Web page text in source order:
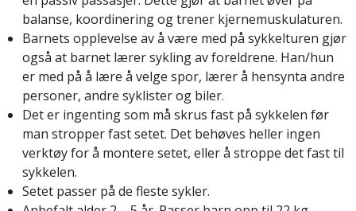
balanse, koordinering og trener kjernemuskulaturen.
Barnets opplevelse av å være med på sykkelturen gjør
også at barnet lærer sykling av foreldrene. Han/hun
er med på å lære å velge spor, lærer å hensynta andre
personer, andre syklister og biler.
Det er ingenting som må skrus fast på sykkelen før
man stropper fast setet. Det behøves heller ingen
verktøy for å montere setet, eller å stroppe det fast til
sykkelen.
Setet passer på de fleste sykler.